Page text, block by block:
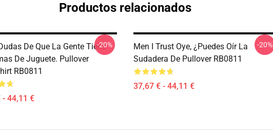
Productos relacionados
De Que La Gente Tiene
De Juguete. Pullover
RB0811
- 44,11 €
-20%
Men I Trust Oye, ¿puedes Oír La
Sudadera De Pullover RB0811
37,67 € - 44,11 €
-20%